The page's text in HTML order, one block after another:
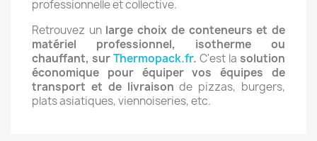
professionnelle et collective.
Retrouvez unlarge choix de conteneurs et de
matériel professionnel, isotherme ou
chauffant, surThermopack.fr. C'est la solution
économique pour équiper vos équipes de
transport et de livraison de pizzas, burgers,
plats asiatiques, viennoiseries, etc.